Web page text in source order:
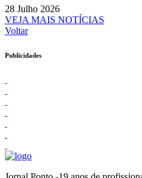
28 Julho 2026
VEJA MAIS NOTÍCIAS
Voltar
Publicidades